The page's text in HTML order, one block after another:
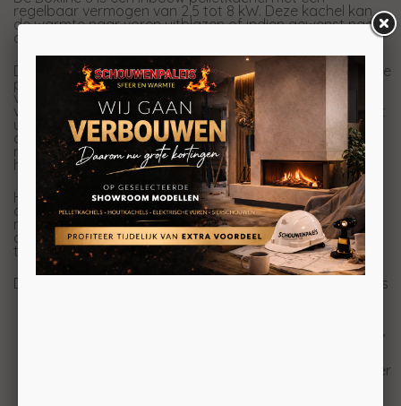
regelbaar vermogen van 2,5 tot 8 kW. Deze kachel kan
de warmte naar voren uitblazen of indien gewenst naar
andere ruimtes. (airplus)
De kachel is voorzien van het nieuwe brandersysteem. De
pelletkachel heeft daardoor niet alleen een veel mooier
vuur, maar brandt schoner en de branderbak raakt niet
verstopt, doordat deze zichzelf reinigt. Bij de start of het
uitschakelen, kantelt de branderbak zich vol-
automatisch. Dankzij dit systeem kunt u tot wel een
maand stoken zonder de branderbak of aslade te
hoeven reinigen.
Het vullen van de pellets kan middels de schuiflade aan
de bovenzijde. Deze schuiflade trekt men uit, waardoor
men de pellets bij kan vullen. Vervolgens schuift men
deze weer in waardoor de pellets in het pelletreservoir
terecht komen.
Daarnaast heeft de Boxline 8 o.a. de volgende innovaties
meer aanwezig is. Hierdoor is de Boxline 8 veel stiller